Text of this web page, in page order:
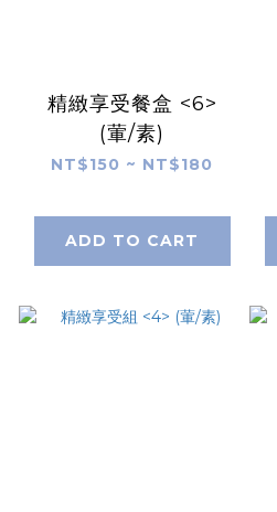
精緻享受餐盒 <6>
(葷/素)
NT$150 ~ NT$180
ADD TO CART